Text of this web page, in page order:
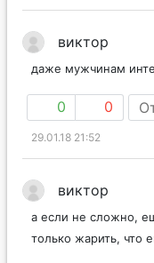
виктор
даже мужчинам
0 0
29.01.18 21:52
виктор
а если не сложно,
только жарить, что